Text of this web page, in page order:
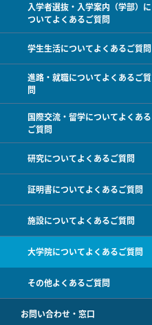
入学者選抜・入学案内（学部）に
ついてよくあるご質問
学生生活についてよくあるご質問
進路・就職についてよくあるご質
問
国際交流・留学についてよくある
ご質問
研究についてよくあるご質問
証明書についてよくあるご質問
施設についてよくあるご質問
大学院についてよくあるご質問
その他よくあるご質問
お問い合わせ・窓口